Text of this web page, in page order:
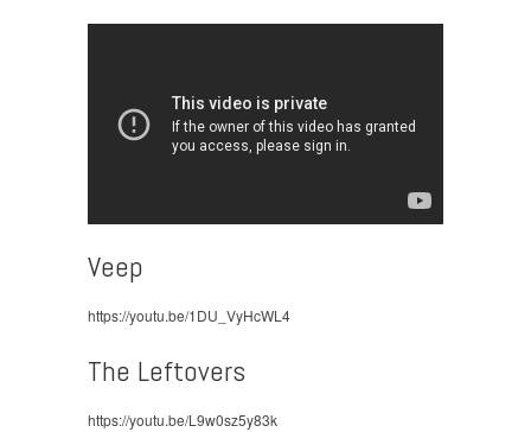
Veep
https://youtu.be/1DU_VyHcWL4
The Leftovers
https://youtu.be/L9w0sz5y83k